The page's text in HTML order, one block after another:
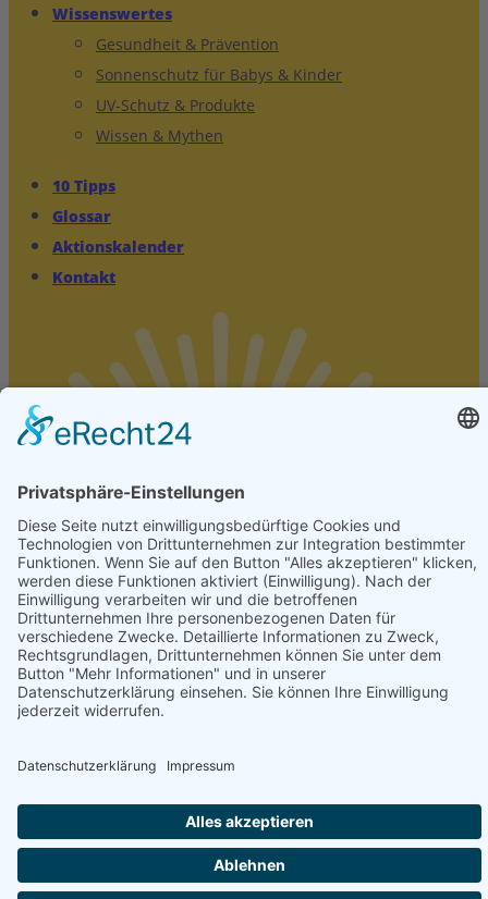
Wissenswertes
Gesundheit & Prävention
Sonnenschutz für Babys & Kinder
UV-Schutz & Produkte
Wissen & Mythen
10 Tipps
Glossar
Aktionskalender
Kontakt
© 2026 www.sonnenschutz-sonnenklar.info
Datenschutz